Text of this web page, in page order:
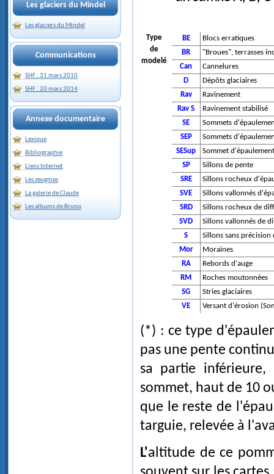
Les glaciers du Mindel
Les glaciers du Mindel
Communications
SHF : 31 mars 2010
SHF : 20 mars 2014
Annexe documentaire
Lexique
Bibliographie
Liens Internet
Les zeugmas
La galerie de Claude
Les albums de Bruno
Type
de
modelé
BE
Blocs erratiques
BR
"Broues", terrasses
Can
Cannelures
D
Dépôts glaciaires
Rav
Ravinement
Rav S
Ravinement stabilisé
SE
Sommets
SEP
Sommets
SESup
Sommet
SP
Sillons de pente
SRE
Sillons rocheux
SVE
Sillons vallonnés
SRD
Sillons rocheux de
SVD
Sillons vallonnés de
S
Sillons sans
Mor
Moraines
RA
Rebords d'auge
RM
Roches moutonnées
SG
Stries glaciaires
VE
Versant d'érosion
(*) : ce type
pas une pente
sa partie
sommet, haut de 10
que le reste de
targuie, relevée à
L'altitude de ce pommeau, un point très caractéristique du relief, figure